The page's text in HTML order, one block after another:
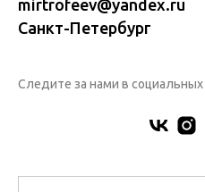
mirtrofeev@yandex.ru
Санкт-Петербург
Следите за нами в социальных